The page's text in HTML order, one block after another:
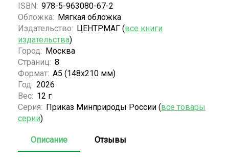
ISBN: 978-5-963080-67-2
Обложка: Мягкая обложка
Издательство: ЦЕНТРМАГ (все книги
издательства)
Город: Москва
Страниц: 8
Формат: А5 (148x210 мм)
Год: 2026
Вес: 12 г
Серия: Приказ Минприроды России (все товары
серии)
Описание Отзывы